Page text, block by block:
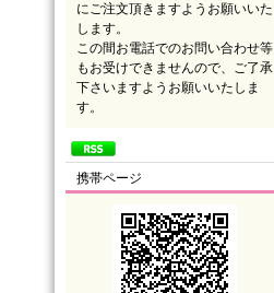
にご注文頂きますようお願いいた
します。
この間お電話でのお問い合わせ等
もお受けできませんので、ご了承
下さいますようお願いいたしま
す。
携帯ページ